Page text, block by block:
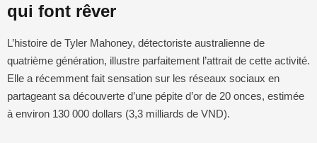
qui font rêver
L’histoire de Tyler Mahoney, détectoriste australienne de
quatrième génération, illustre parfaitement l’attrait de cette activité.
Elle a récemment fait sensation sur les réseaux sociaux en
partageant sa découverte d’une pépite d’or de 20 onces, estimée
à environ 130 000 dollars (3,3 milliards de VND).